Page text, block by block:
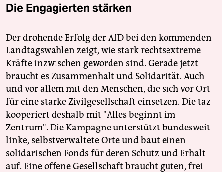
Die Engagierten stärken
Der drohende Erfolg der AfD bei den kommenden
Landtagswahlen zeigt, wie stark rechtsextreme
Kräfte inzwischen geworden sind. Gerade jetzt
braucht es Zusammenhalt und Solidarität. Auch
und vor allem mit den Menschen, die sich vor Ort
für eine starke Zivilgesellschaft einsetzen. Die taz
kooperiert deshalb mit "Alles beginnt im
Zentrum". Die Kampagne unterstützt bundesweit
linke, selbstverwaltete Orte und baut einen
solidarischen Fonds für deren Schutz und Erhalt
auf. Eine offene Gesellschaft braucht guten, frei